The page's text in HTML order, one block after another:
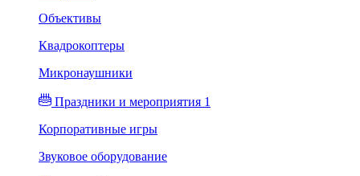
Объективы
Квадрокоптеры
Микронаушники
Праздники и мероприятия 1
Корпоративные игры
Звуковое оборудование